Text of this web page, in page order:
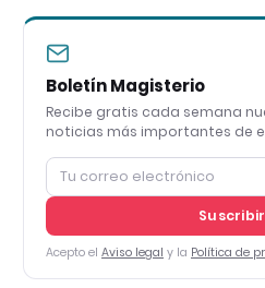
Boletín Magisterio
Recibe gratis cada semana
noticias más importantes de
Acepto el Aviso legal y la Política de